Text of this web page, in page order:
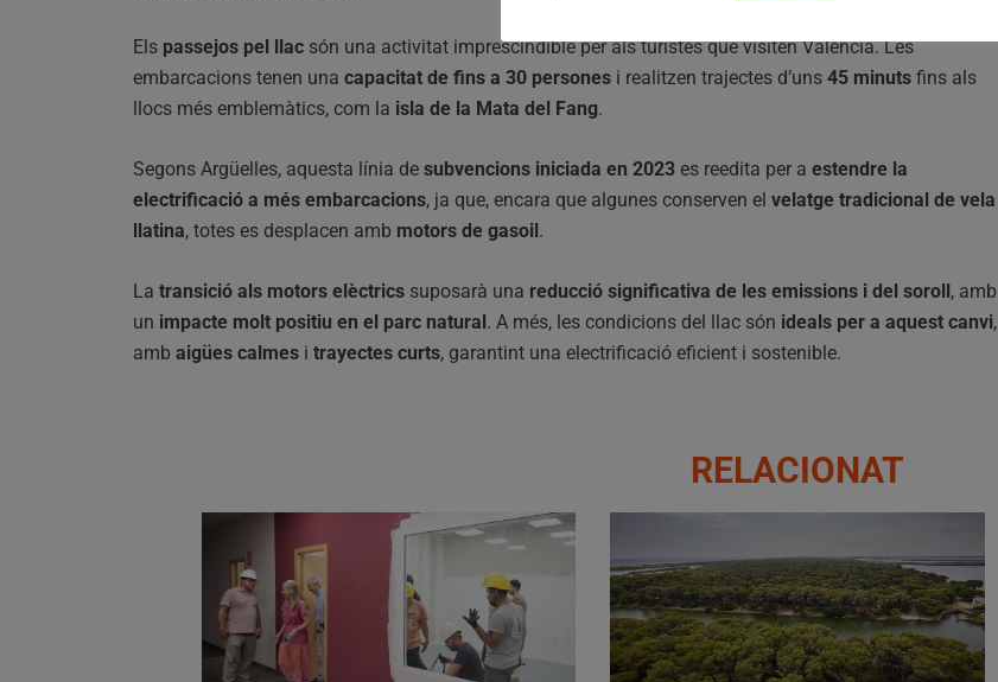
Els passejos pel llac són una activitat imprescindible per als turistes que visiten València. Les
embarcacions tenen una capacitat de fins a 30 persones i realitzen trajectes d’uns 45 minuts fins als
llocs més emblemàtics, com la isla de la Mata del Fang.
Segons Argüelles, aquesta línia de subvencions iniciada en 2023 es reedita per a estendre la
electrificació a més embarcacions, ja que, encara que algunes conserven el velatge tradicional de vela
llatina, totes es desplacen amb motors de gasoil .
La transició als motors elèctrics suposarà una reducció significativa de les emissions i del soroll , amb
un impacte molt positiu en el parc natural . A més, les condicions del llac són ideals per a aquest canvi,
amb aigües calmes i trayectes curts, garantint una electrificació eficient i sostenible.
RELACIONAT